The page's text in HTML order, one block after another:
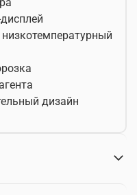
дизайн